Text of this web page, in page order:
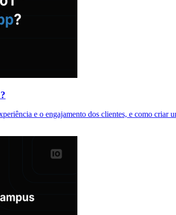
e o engajamento dos clientes, e como criar